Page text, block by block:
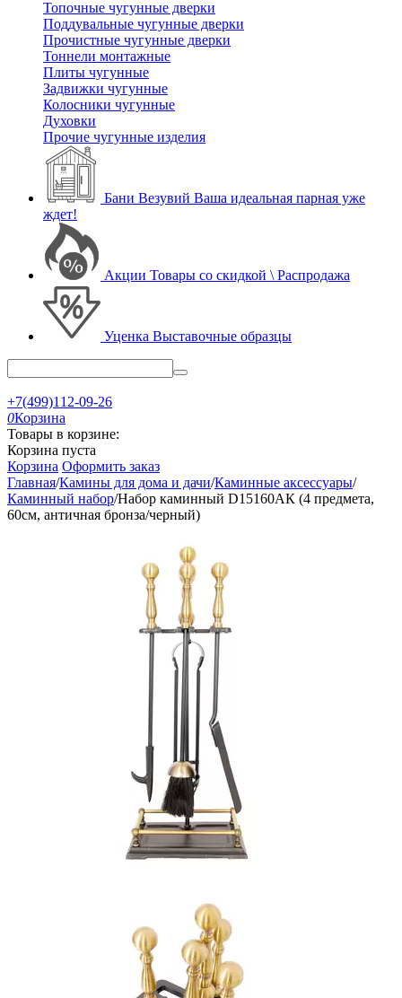
Топочные чугунные дверки
Поддувальные чугунные дверки
Прочистные чугунные дверки
Тоннели монтажные
Плиты чугунные
Задвижки чугунные
Колосники чугунные
Духовки
Прочие чугунные изделия
Бани Везувий Ваша идеальная парная уже
ждет!
Акции Товары со скидкой \ Распродажа
Уценка Выставочные образцы
+7(499)112-09-26
0Корзина
Товары в корзине:
Корзина пуста
Корзина Оформить заказ
Главная/Камины для дома и дачи/Каминные аксессуары/
Каминный набор/Набор каминный D15160АК (4 предмета,
60см, античная бронза/черный)